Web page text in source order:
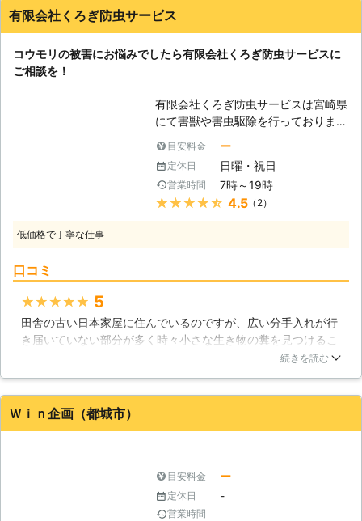
はコウモリの周辺にスプレーを噴出すると、コウモリはその香
りが苦手なのかすぐに外に飛んでいきました。業者はその後、
宮崎県 都城市
有限会社くろぎ防虫サービス
コウモリの被害にお悩みでしたら有限会社くろぎ防虫サービスに
ご相談を！
有限会社くろぎ防虫サービスは宮崎県
にて害獣や害虫駆除を行っておりま
は、皆さまにとって被害しか生み出し
ません。そのような生き物を家の中に
入れておいても全く得にはならないの
です。もしも害獣や害虫がいることが
おまかせ下さい。害獣や害虫を追い払
い、すぐに皆さまの生活の平安を取り
除もおまかせです！】 意外かもしれ
ませんが、コウモリも皆さまの家に住
で、非常に小柄な体をしているために
簡単に家の中に入り込んできます。屋
根裏や外壁の隙間などに住み着き、皆
目安料金 ー
定休日 日曜・祝日
営業時間 7時～19時
★★★★★ 4.5（2）
低価格で丁寧な仕事
口コミ
★★★★★ 5
田舎の古い日本家屋に住んでいるのですが、広い分手入れが行
き届いていない部分が多く時々小さな生き物の糞を見つけるこ
とがあり、ネズミでも棲みついているのではないかと感じてい
物が。どうやらコウモリらしいが対処のしかたがわからず、す
ぐさまこちらの業者さんに連絡しました。スタッフの方は慣れ
2016年12月10日
続きを読む
Ｗｉｎ企画（都城市）
目安料金 ー
定休日 -
営業時間